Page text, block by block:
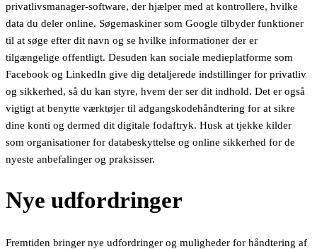
privatlivsmanager-software, der hjælper med at kontrollere, hvilke
data du deler online. Søgemaskiner som Google tilbyder funktioner
til at søge efter dit navn og se hvilke informationer der er
tilgængelige offentligt. Desuden kan sociale medieplatforme som
Facebook og LinkedIn give dig detaljerede indstillinger for privatliv
og sikkerhed, så du kan styre, hvem der ser dit indhold. Det er også
vigtigt at benytte værktøjer til adgangskodehåndtering for at sikre
dine konti og dermed dit digitale fodaftryk. Husk at tjekke kilder
som organisationer for databeskyttelse og online sikkerhed for de
nyeste anbefalinger og praksisser.
Nye udfordringer
Fremtiden bringer nye udfordringer og muligheder for håndtering af